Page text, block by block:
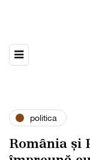
politica
România și